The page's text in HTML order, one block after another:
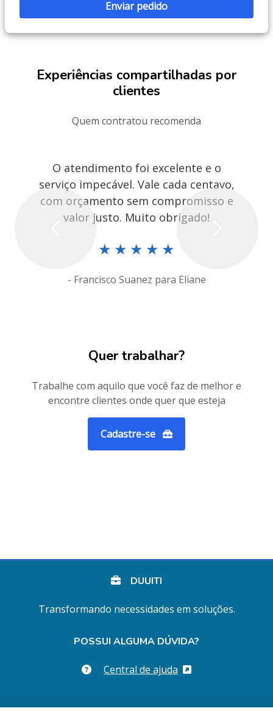
Experiências compartilhadas por
clientes
Quem contratou recomenda
O atendimento foi excelente e o
serviço impecável. Vale cada centavo,
com orçamento sem compromisso e
valor justo. Muito obrigado!
★ ★ ★ ★ ★
- Francisco Suanez para Eliane
Quer trabalhar?
Trabalhe com aquilo que você faz de melhor e
encontre clientes onde quer que esteja
Cadastre-se
DUUITI
Transformando necessidades em soluções.
POSSUI ALGUMA DÚVIDA?
Central de ajuda